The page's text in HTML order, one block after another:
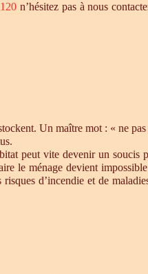
n’hésitez pas à nous
Un maître mot : « ne
peut vite devenir un soucis
le ménage devient
d’incendie et de